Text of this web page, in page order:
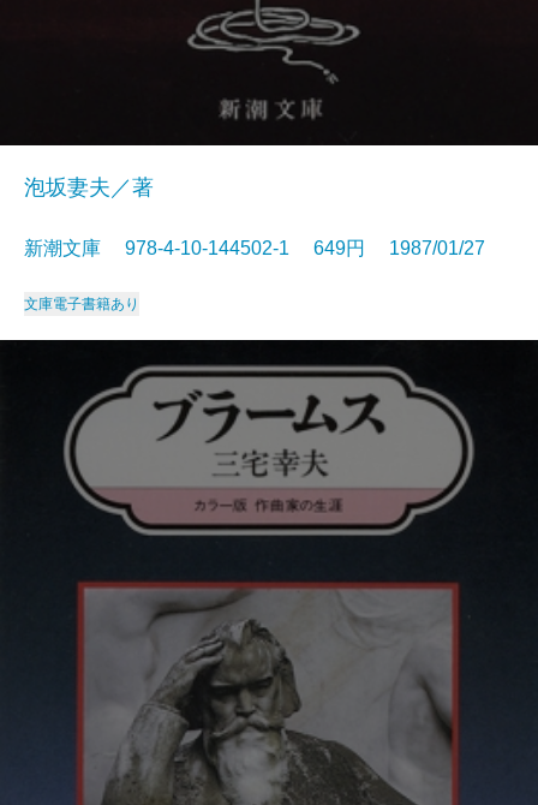
泡坂妻夫／著
新潮文庫 978-4-10-144502-1 649円 1987/01/27
文庫電子書籍あり